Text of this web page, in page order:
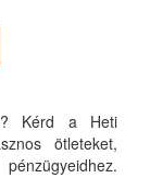
Kérd a Heti
ötleteket,